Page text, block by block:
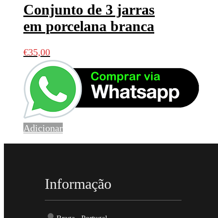
Conjunto de 3 jarras
em porcelana branca
€35,00
Adicionar
Informação